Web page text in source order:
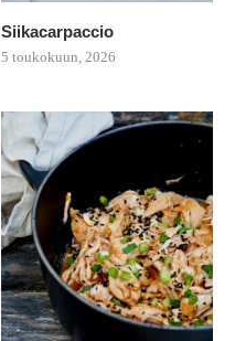
Siikacarpaccio
5 toukokuun, 2026